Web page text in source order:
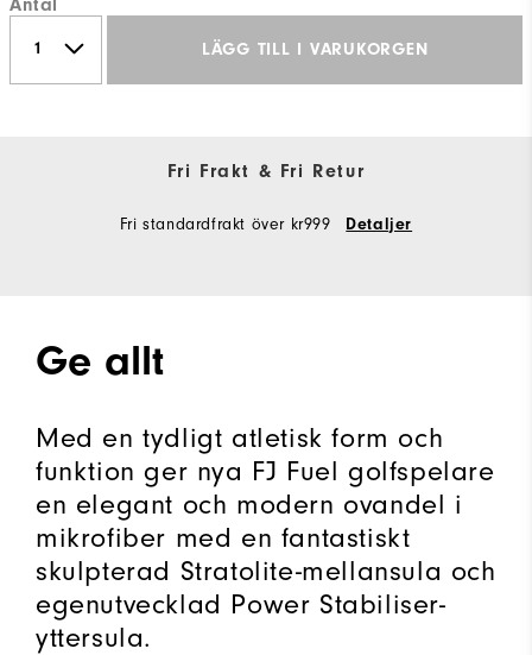
Antal
LÄGG TILL I VARUKORGEN
Fri Frakt & Fri Retur
Fri standardfrakt över kr999 Detaljer
Ge allt
Med en tydligt atletisk form och
funktion ger nya FJ Fuel golfspelare
en elegant och modern ovandel i
mikrofiber med en fantastiskt
skulpterad Stratolite-mellansula och
egenutvecklad Power Stabiliser-
yttersula.